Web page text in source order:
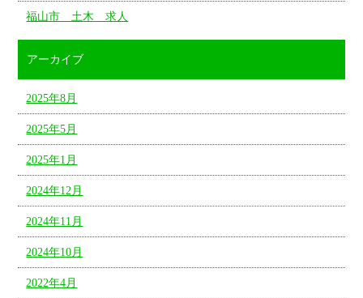
福山市 土木 求人
アーカイブ
2025年8月
2025年5月
2025年1月
2024年12月
2024年11月
2024年10月
2022年4月